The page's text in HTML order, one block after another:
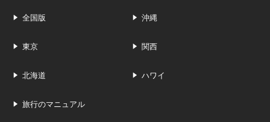
全国版 沖縄
東京 関西
北海道 ハワイ
旅行のマニュアル